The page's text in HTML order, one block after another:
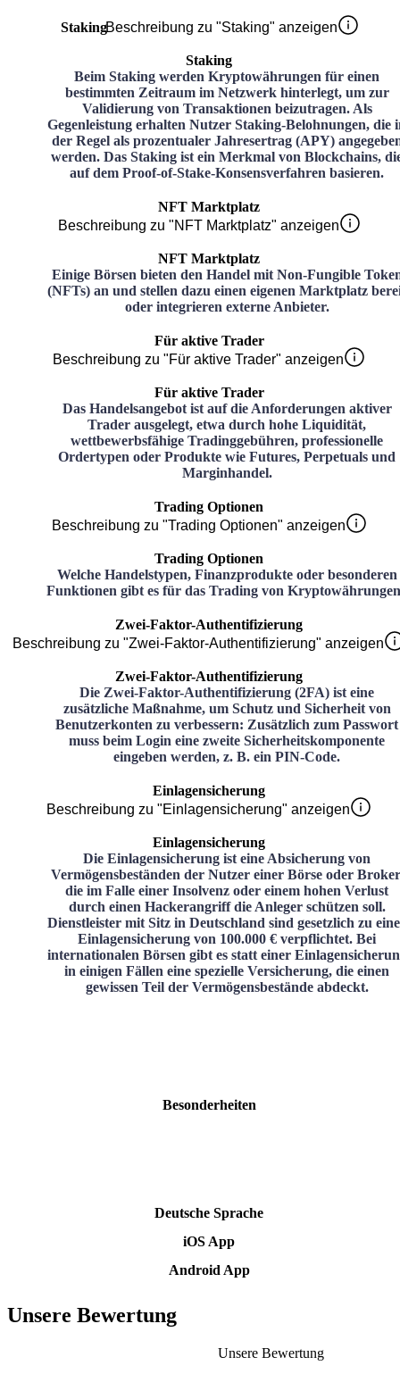
StakingBeschreibung zu "Staking" anzeigen
Staking
Beim Staking werden Kryptowährungen für einen
bestimmten Zeitraum im Netzwerk hinterlegt, um zur
Validierung von Transaktionen beizutragen. Als
Gegenleistung erhalten Nutzer Staking-Belohnungen, die
der Regel als prozentualer Jahresertrag (APY)
werden. Das Staking ist ein Merkmal von Blockchains,
auf dem Proof-of-Stake-Konsensverfahren basieren.
NFT Marktplatz
Beschreibung zu "NFT Marktplatz" anzeigen
NFT Marktplatz
Einige Börsen bieten den Handel mit Non-Fungible
(NFTs) an und stellen dazu einen eigenen Marktplatz
oder integrieren externe Anbieter.
Für aktive Trader
Beschreibung zu "Für aktive Trader" anzeigen
Für aktive Trader
Das Handelsangebot ist auf die Anforderungen aktiver
Trader ausgelegt, etwa durch hohe Liquidität,
wettbewerbsfähige Tradinggebühren, professionelle
Ordertypen oder Produkte wie Futures, Perpetuals und
Marginhandel.
Trading Optionen
Beschreibung zu "Trading Optionen" anzeigen
Trading Optionen
Welche Handelstypen, Finanzprodukte oder besonderen
Funktionen gibt es für das Trading von
Zwei-Faktor-Authentifizierung
Beschreibung zu "Zwei-Faktor-Authentifizierung" anzeigen
Zwei-Faktor-Authentifizierung
Die Zwei-Faktor-Authentifizierung (2FA) ist eine
zusätzliche Maßnahme, um Schutz und Sicherheit von
Benutzerkonten zu verbessern: Zusätzlich zum Passwort
muss beim Login eine zweite Sicherheitskomponente
eingeben werden, z. B. ein PIN-Code.
Einlagensicherung
Beschreibung zu "Einlagensicherung" anzeigen
Einlagensicherung
Die Einlagensicherung ist eine Absicherung von
Vermögensbeständen der Nutzer einer Börse oder
die im Falle einer Insolvenz oder einem hohen Verlust
durch einen Hackerangriff die Anleger schützen soll.
Dienstleister mit Sitz in Deutschland sind gesetzlich zu
Einlagensicherung von 100.000 € verpflichtet. Bei
internationalen Börsen gibt es statt einer
in einigen Fällen eine spezielle Versicherung, die einen
gewissen Teil der Vermögensbestände abdeckt.
Besonderheiten
Deutsche Sprache
iOS App
Android App
Unsere Bewertung
Unsere Bewertung